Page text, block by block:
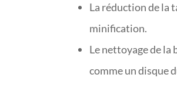
La réduction de la
minification.
Le nettoyage de la
comme un disque